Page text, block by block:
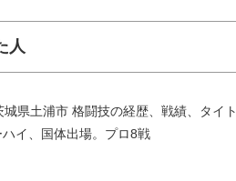
人
県土浦市 格闘技の経歴、戦績、タイト
イ、国体出場。プロ8戦